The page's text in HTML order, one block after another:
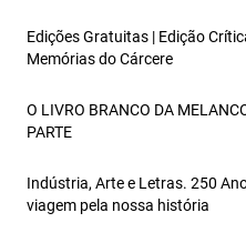
Edições Gratuitas | Edição
Memórias do Cárcere
O LIVRO BRANCO DA
PARTE
Indústria, Arte e Letras. 250
viagem pela nossa história